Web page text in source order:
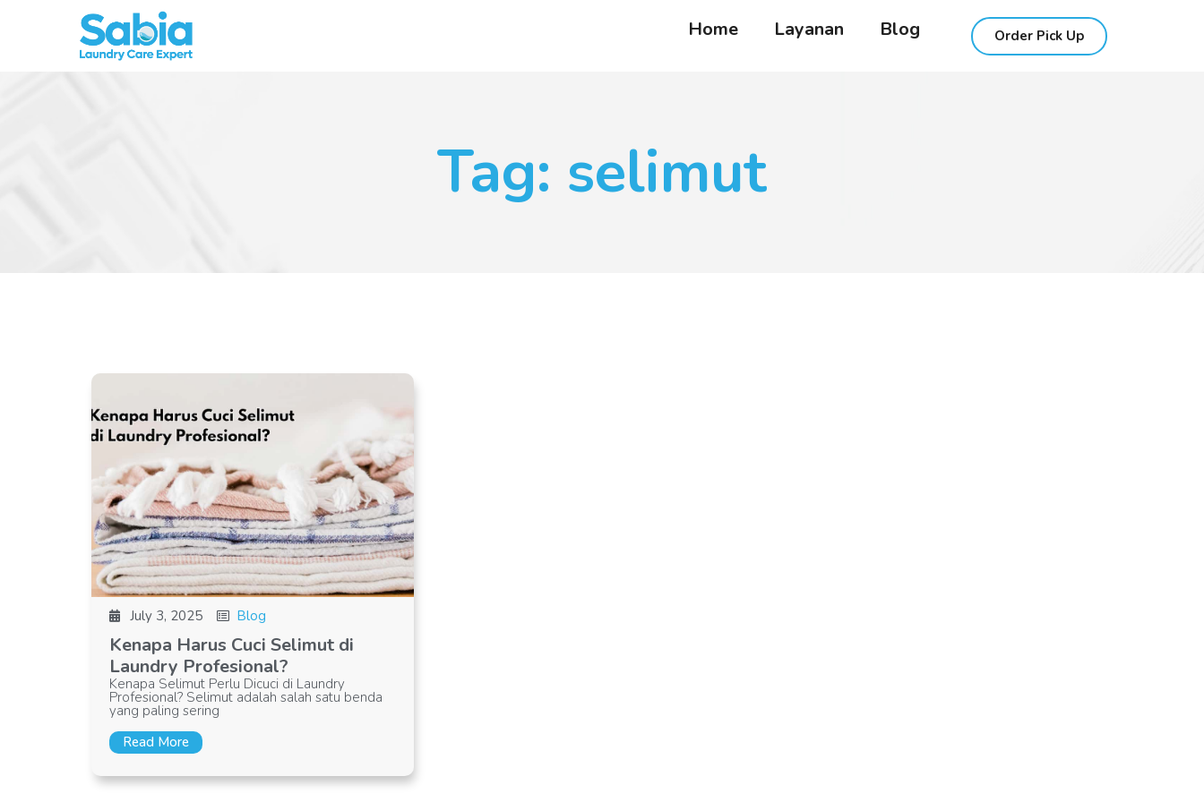
Home Layanan Blog Order Pick Up
Tag: selimut
July 3, 2025 Blog
Kenapa Harus Cuci Selimut di
Laundry Profesional?
Kenapa Selimut Perlu Dicuci di Laundry
Profesional? Selimut adalah salah satu benda
yang paling sering
Read More